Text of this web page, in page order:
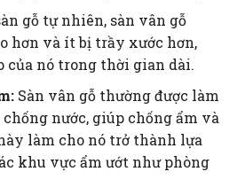
gỗ tự nhiên, sàn vân gỗ
hơn và ít bị trầy xước hơn,
của nó trong thời gian dài.
Sàn vân gỗ thường được làm
nước, giúp chống ẩm và
làm cho nó trở thành lựa
khu vực ẩm ướt như phòng